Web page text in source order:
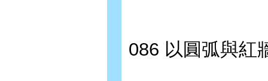
086 以圓弧與紅